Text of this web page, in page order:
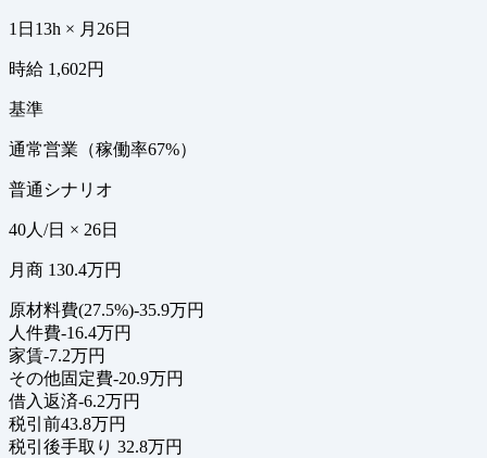
1日13h × 月26日
時給 1,602円
基準
通常営業（稼働率67%）
普通シナリオ
40人/日 × 26日
月商 130.4万円
原材料費(27.5%)-35.9万円
人件費-16.4万円
家賃-7.2万円
その他固定費-20.9万円
借入返済-6.2万円
税引前43.8万円
税引後手取り 32.8万円